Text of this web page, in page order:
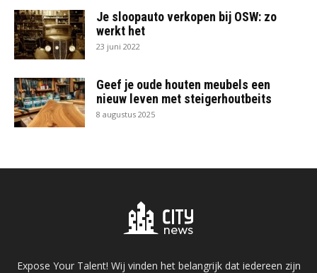
Je sloopauto verkopen bij OSW: zo
werkt het
23 juni 2022
Geef je oude houten meubels een
nieuw leven met steigerhoutbeits
8 augustus 2025
Expose Your Talent! Wij vinden het belangrijk dat iedereen zijn